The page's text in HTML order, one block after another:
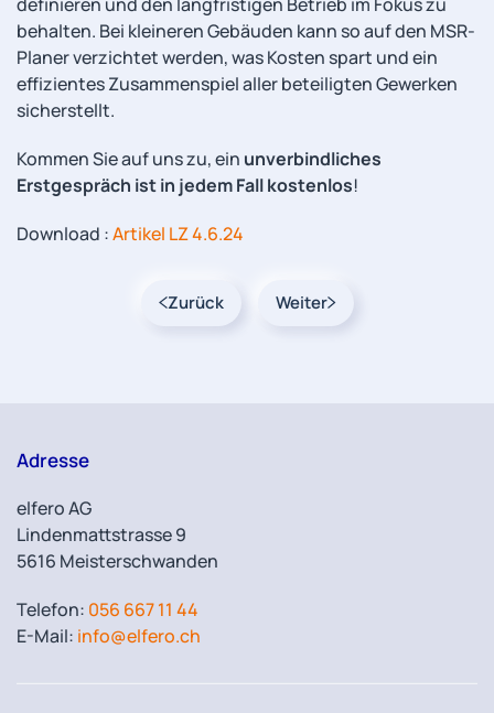
behalten. Bei kleineren Gebäuden kann so auf den MSR-
Planer verzichtet werden, was Kosten spart und ein
effizientes Zusammenspiel aller beteiligten Gewerken
sicherstellt.
Kommen Sie auf uns zu, ein unverbindliches
Erstgespräch ist in jedem Fall kostenlos!
Download :Artikel LZ 4.6.24
Zurück Weiter
Adresse
elfero AG
Lindenmattstrasse 9
5616 Meisterschwanden
Telefon: 056 667 11 44
E-Mail: info@elfero.ch